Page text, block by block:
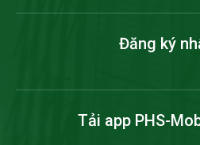
Đăng ký
Tải app PHS-